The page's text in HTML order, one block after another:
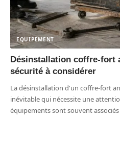
EQUIPEMENT
Désinstallation coffre-fort
sécurité à considérer
La désinstallation d'un coffre-fort
inévitable qui nécessite une
équipements sont souvent